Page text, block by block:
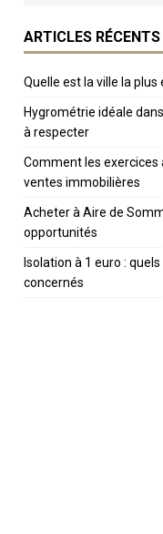
ARTICLES RÉCENTS
Quelle est la ville la plus
Hygrométrie idéale
à respecter
Comment les
ventes immobilières
Acheter à Aire de
opportunités
Isolation à 1 euro :
concernés